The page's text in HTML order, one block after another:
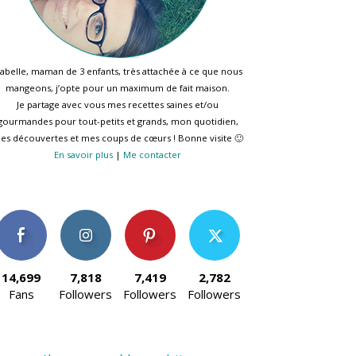
maman de 3 enfants, très attachée à ce que nous
mangeons, j’opte pour un maximum de fait maison.
Je partage avec vous mes recettes saines et/ou
pour tout-petits et grands, mon quotidien,
découvertes et mes coups de cœurs ! Bonne visite 🙂
En savoir plus | Me contacter
14,699
Fans
7,818
Followers
7,419
Followers
2,782
Followers